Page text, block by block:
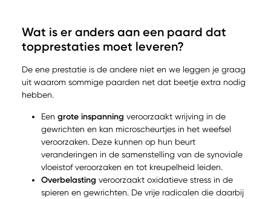
Wat is er anders aan een paard dat
topprestaties moet leveren?
De ene prestatie is de andere niet en we leggen je graag
uit waarom sommige paarden net dat beetje extra nodig
hebben.
Een grote inspanning veroorzaakt wrijving in de
gewrichten en kan microscheurtjes in het weefsel
veroorzaken. Deze kunnen op hun beurt
veranderingen in de samenstelling van de synoviale
vloeistof veroorzaken en tot kreupelheid leiden.
Overbelasting veroorzaakt oxidatieve stress in de
spieren en gewrichten. De vrije radicalen die daarbij